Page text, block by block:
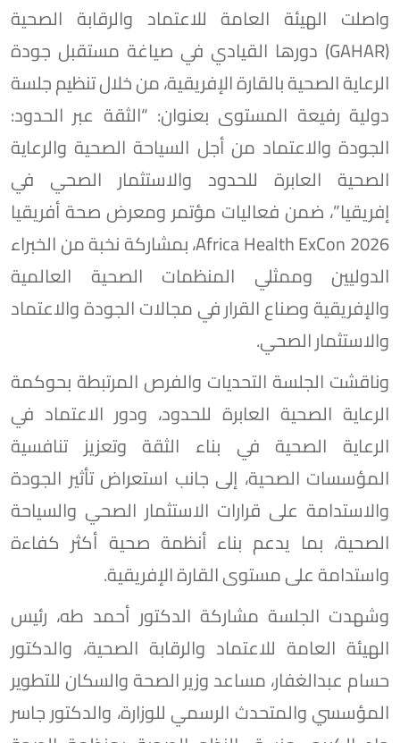
واصلت الهيئة العامة للاعتماد والرقابة الصحية
(GAHAR) دورها القيادي في صياغة مستقبل جودة
الرعاية الصحية بالقارة الإفريقية، من خلال تنظيم جلسة
دولية رفيعة المستوى بعنوان: “الثقة عبر الحدود:
الجودة والاعتماد من أجل السياحة الصحية والرعاية
الصحية العابرة للحدود والاستثمار الصحي في
إفريقيا”، ضمن فعاليات مؤتمر ومعرض صحة أفريقيا
Africa Health ExCon 2026، بمشاركة نخبة من الخبراء
الدوليين وممثلي المنظمات الصحية العالمية
والإفريقية وصناع القرار في مجالات الجودة والاعتماد
والاستثمار الصحي.
وناقشت الجلسة التحديات والفرص المرتبطة بحوكمة
الرعاية الصحية العابرة للحدود، ودور الاعتماد في
الرعاية الصحية في بناء الثقة وتعزيز تنافسية
المؤسسات الصحية، إلى جانب استعراض تأثير الجودة
والاستدامة على قرارات الاستثمار الصحي والسياحة
الصحية، بما يدعم بناء أنظمة صحية أكثر كفاءة
واستدامة على مستوى القارة الإفريقية.
وشهدت الجلسة مشاركة الدكتور أحمد طه، رئيس
الهيئة العامة للاعتماد والرقابة الصحية، والدكتور
حسام عبدالغفار، مساعد وزير الصحة والسكان للتطوير
المؤسسي والمتحدث الرسمي للوزارة، والدكتور جاسر